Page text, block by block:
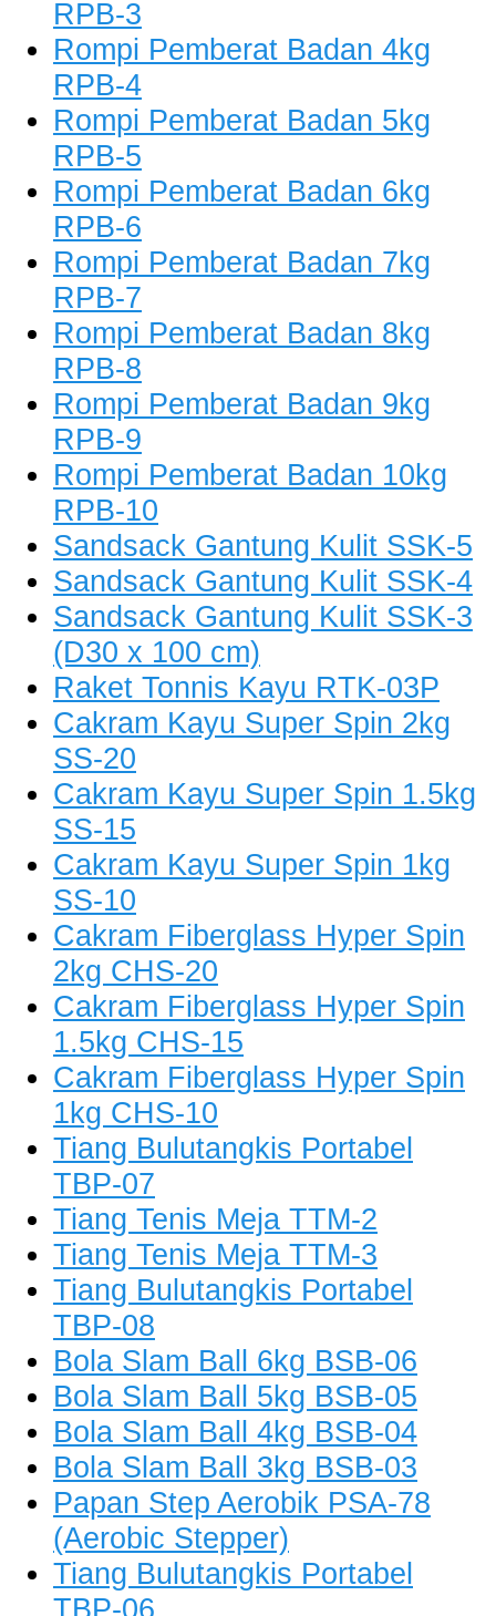
RPB-3
Rompi Pemberat Badan 4kg
RPB-4
Rompi Pemberat Badan 5kg
RPB-5
Rompi Pemberat Badan 6kg
RPB-6
Rompi Pemberat Badan 7kg
RPB-7
Rompi Pemberat Badan 8kg
RPB-8
Rompi Pemberat Badan 9kg
RPB-9
Rompi Pemberat Badan 10kg
RPB-10
Sandsack Gantung Kulit SSK-5
Sandsack Gantung Kulit SSK-4
Sandsack Gantung Kulit SSK-3
(D30 x 100 cm)
Raket Tonnis Kayu RTK-03P
Cakram Kayu Super Spin 2kg
SS-20
Cakram Kayu Super Spin 1.5kg
SS-15
Cakram Kayu Super Spin 1kg
SS-10
Cakram Fiberglass Hyper Spin
2kg CHS-20
Cakram Fiberglass Hyper Spin
1.5kg CHS-15
Cakram Fiberglass Hyper Spin
1kg CHS-10
Tiang Bulutangkis Portabel
TBP-07
Tiang Tenis Meja TTM-2
Tiang Tenis Meja TTM-3
Tiang Bulutangkis Portabel
TBP-08
Bola Slam Ball 6kg BSB-06
Bola Slam Ball 5kg BSB-05
Bola Slam Ball 4kg BSB-04
Bola Slam Ball 3kg BSB-03
Papan Step Aerobik PSA-78
(Aerobic Stepper)
Tiang Bulutangkis Portabel